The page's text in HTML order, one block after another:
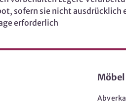
sofern sie nicht
erforderlich
Möbel